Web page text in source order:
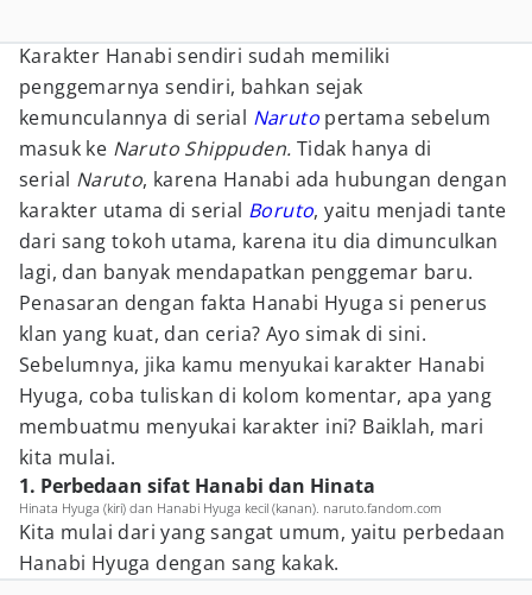
Karakter Hanabi sendiri sudah memiliki
penggemarnya sendiri, bahkan sejak
kemunculannya di serial Naruto pertama sebelum
masuk ke Naruto Shippuden. Tidak hanya di
serial Naruto, karena Hanabi ada hubungan dengan
karakter utama di serial Boruto, yaitu menjadi tante
dari sang tokoh utama, karena itu dia dimunculkan
lagi, dan banyak mendapatkan penggemar baru.
Penasaran dengan fakta Hanabi Hyuga si penerus
klan yang kuat, dan ceria? Ayo simak di sini.
Sebelumnya, jika kamu menyukai karakter Hanabi
Hyuga, coba tuliskan di kolom komentar, apa yang
membuatmu menyukai karakter ini? Baiklah, mari
kita mulai.
1. Perbedaan sifat Hanabi dan Hinata
Hinata Hyuga (kiri) dan Hanabi Hyuga kecil (kanan). naruto.fandom.com
Kita mulai dari yang sangat umum, yaitu perbedaan
Hanabi Hyuga dengan sang kakak.